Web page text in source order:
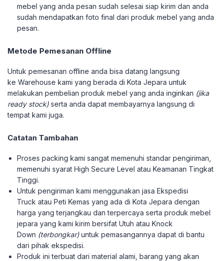
mebel yang anda pesan sudah selesai siap kirim dan anda
sudah mendapatkan foto final dari produk mebel yang anda
pesan.
Metode Pemesanan Offline
Untuk pemesanan offline anda bisa datang langsung
ke Warehouse kami yang berada di Kota Jepara untuk
melakukan pembelian produk mebel yang anda inginkan (jika
ready stock) serta anda dapat membayarnya langsung di
tempat kami juga.
Catatan Tambahan
Proses packing kami sangat memenuhi standar pengiriman,
memenuhi syarat High Secure Level atau Keamanan Tingkat
Tinggi.
Untuk pengiriman kami menggunakan jasa Ekspedisi
Truck atau Peti Kemas yang ada di Kota Jepara dengan
harga yang terjangkau dan terpercaya serta produk mebel
jepara yang kami kirim bersifat Utuh atau Knock
Down (terbongkar) untuk pemasangannya dapat di bantu
dari pihak ekspedisi.
Produk ini terbuat dari material alami, barang yang akan